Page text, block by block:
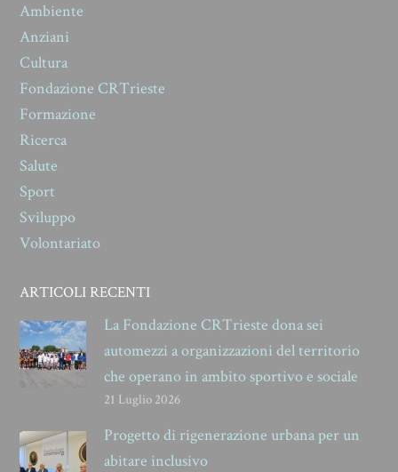
Ambiente
Anziani
Cultura
Fondazione CRTrieste
Formazione
Ricerca
Salute
Sport
Sviluppo
Volontariato
ARTICOLI RECENTI
La Fondazione CRTrieste dona sei
automezzi a organizzazioni del territorio
che operano in ambito sportivo e sociale
21 Luglio 2026
Progetto di rigenerazione urbana per un
abitare inclusivo